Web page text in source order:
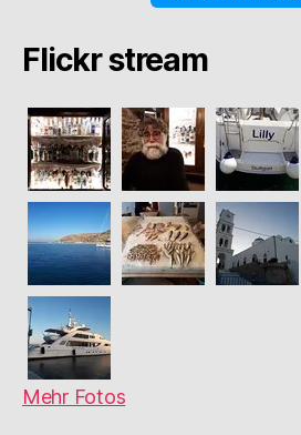
Flickr stream
Mehr Fotos